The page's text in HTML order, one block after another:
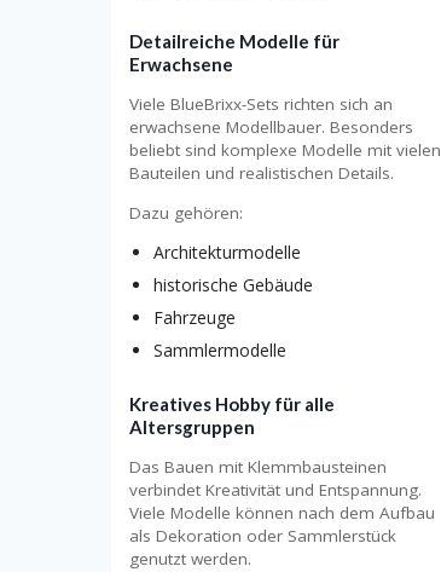
Detailreiche Modelle für
Erwachsene
Viele BlueBrixx-Sets richten sich an
erwachsene Modellbauer. Besonders
beliebt sind komplexe Modelle mit vielen
Bauteilen und realistischen Details.
Dazu gehören:
Architekturmodelle
historische Gebäude
Fahrzeuge
Sammlermodelle
Kreatives Hobby für alle
Altersgruppen
Das Bauen mit Klemmbausteinen
verbindet Kreativität und Entspannung.
Viele Modelle können nach dem Aufbau
als Dekoration oder Sammlerstück
genutzt werden.